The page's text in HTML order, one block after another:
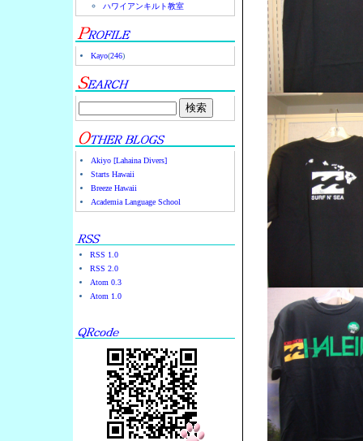
ハワイアンキルト教室
Kayo(246)
Akiyo [Lahaina Divers]
Starts Hawaii
Breeze Hawaii
Academia Language School
RSS 1.0
RSS 2.0
Atom 0.3
Atom 1.0